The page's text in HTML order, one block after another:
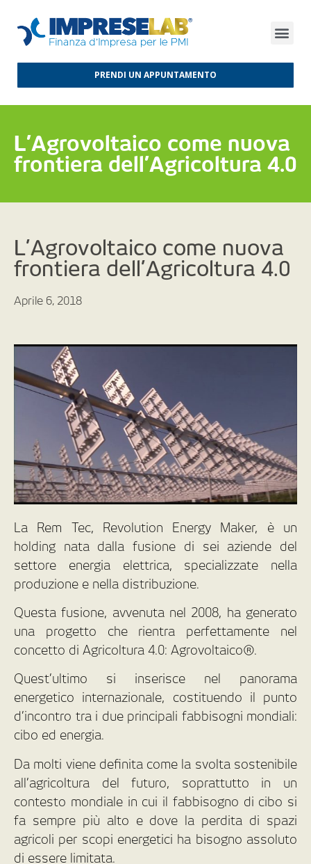
PRENDI UN APPUNTAMENTO
L’Agrovoltaico come nuova
frontiera dell’Agricoltura 4.0
L’Agrovoltaico come nuova
frontiera dell’Agricoltura 4.0
Aprile 6, 2018
La Rem Tec, Revolution Energy Maker, è un
holding nata dalla fusione di sei aziende del
settore energia elettrica, specializzate nella
produzione e nella distribuzione.
Questa fusione, avvenuta nel 2008, ha generato
una progetto che rientra perfettamente nel
concetto di Agricoltura 4.0: Agrovoltaico®.
Quest’ultimo si inserisce nel panorama
energetico internazionale, costituendo il punto
d’incontro tra i due principali fabbisogni mondiali:
cibo ed energia.
Da molti viene definita come la svolta sostenibile
all’agricoltura del futuro, soprattutto in un
contesto mondiale in cui il fabbisogno di cibo si
fa sempre più alto e dove la perdita di spazi
agricoli per scopi energetici ha bisogno assoluto
di essere limitata.